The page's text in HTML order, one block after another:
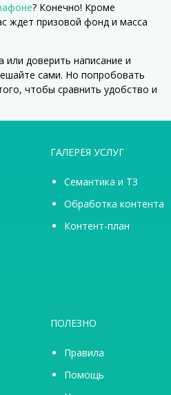
? Конечно! Кроме
ждет призовой фонд и масса
доверить написание и
сами. Но попробовать
чтобы сравнить удобство и
ГАЛЕРЕЯ УСЛУГ
Семантика и ТЗ
Обработка контента
Контент-план
ПОЛЕЗНО
Правила
Помощь